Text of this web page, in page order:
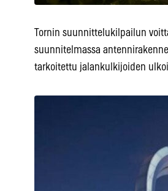
Tornin suunnittelukilpailun
suunnitelmassa
tarkoitettu jalankulkijoiden